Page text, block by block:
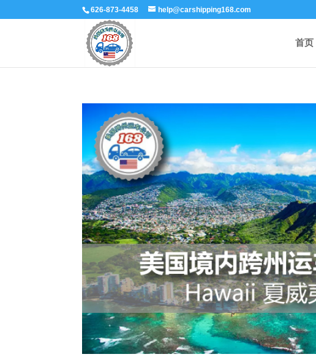
626-873-4458 help@carshipping168.com
首页